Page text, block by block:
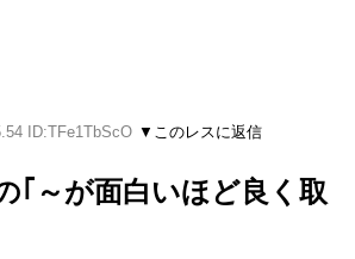
ID:TFe1TbScO ▼このレスに返信
｢～が面白いほど良く取